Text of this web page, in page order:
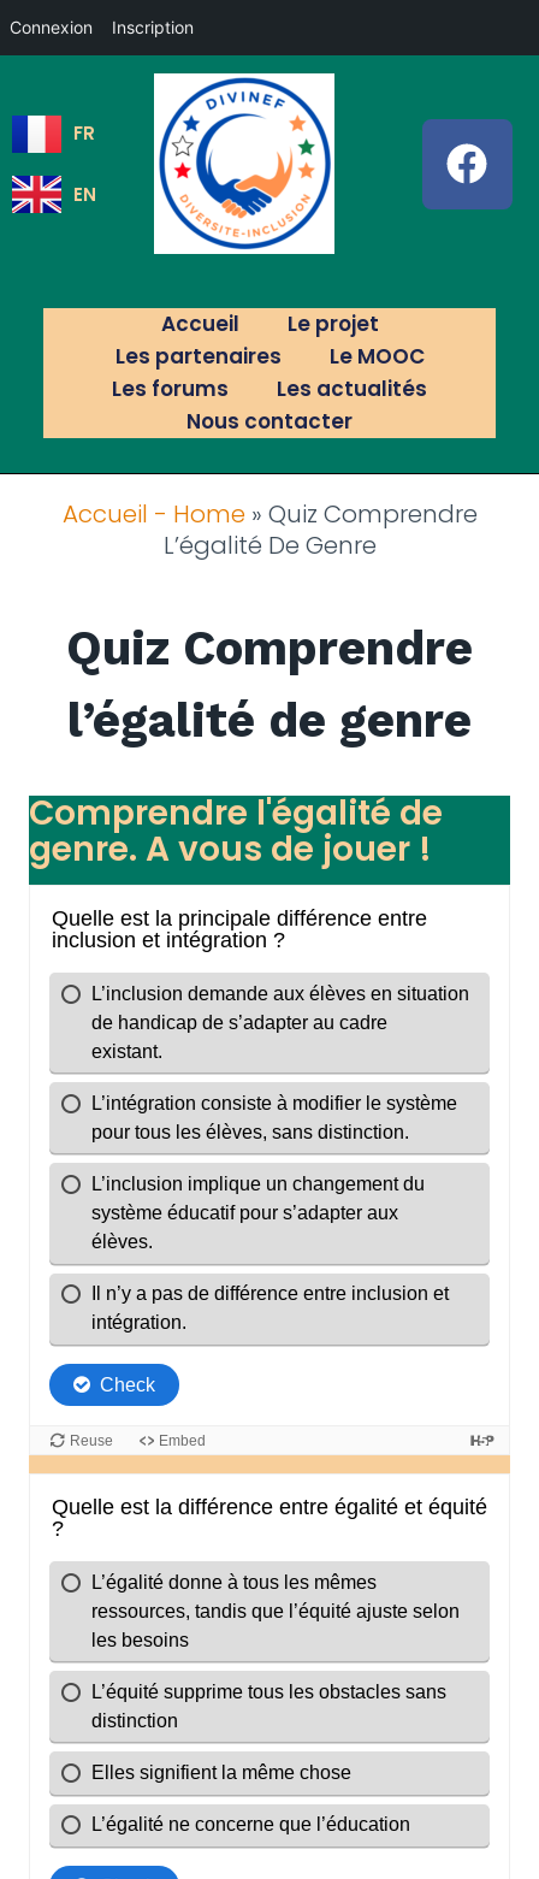
Connexion Inscription
FR
EN
Accueil
Le projet
Les partenaires
Le MOOC
Les forums
Les actualités
Nous contacter
Accueil - Home» Quiz Comprendre
L’égalité De Genre
Quiz Comprendre
l’égalité de genre
Comprendre l'égalité de
genre. A vous de jouer !